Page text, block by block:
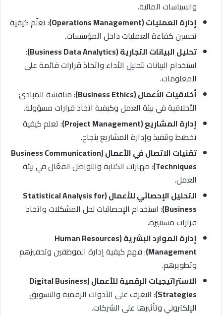
والسياسات المالية.
إدارة العمليات (Operations Management)
: تعلّم كيفية
تحسين كفاءة العمليات داخل المؤسسات.
تحليل البيانات التجارية (Business Data Analytics)
:
استخدام البيانات لتحليل الأداء واتخاذ قرارات قائمة على
المعلومات.
أخلاقيات الأعمال (Business Ethics)
: مناقشة المبادئ
الأخلاقية في بيئة العمل وكيفية اتخاذ قرارات مسؤولة.
إدارة المشاريع (Project Management)
: تعلم كيفية
تخطيط وتنفيذ وإدارة المشاريع بنجاح.
تقنيات الاتصال في الأعمال (Business Communication
Techniques) : مهارات الكتابة والتواصل الفعّال في بيئة
العمل.
التحليل الإحصائي للأعمال (Statistical Analysis for
Business) : استخدام الإحصائيات لحل المشكلات واتخاذ
قرارات مستنيرة.
إدارة الموارد البشرية (Human Resources
Management) : فهم كيفية إدارة الموظفين وتحفيزهم
وتطويرهم.
الاستراتيجيات الرقمية للأعمال (Digital Business
Strategies) : التعرف على الأدوات الرقمية والتسويق
الإلكتروني وتأثيرها على الشركات.